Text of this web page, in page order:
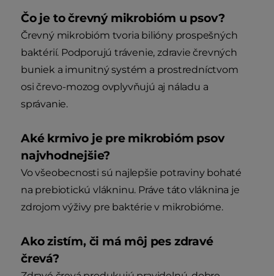
Čo je to črevný mikrobióm u psov?
Črevný mikrobióm tvoria bilióny prospešných
baktérií. Podporujú trávenie, zdravie črevných
buniek a imunitný systém a prostredníctvom
osi črevo-mozog ovplyvňujú aj náladu a
správanie.
Aké krmivo je pre mikrobióm psov
najvhodnejšie?
Vo všeobecnosti sú najlepšie potraviny bohaté
na prebiotickú vlákninu. Práve táto vláknina je
zdrojom výživy pre baktérie v mikrobióme.
Ako zistím, či má môj pes zdravé
črevá?